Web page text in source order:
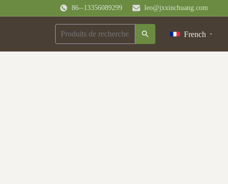
86--13356089299 leo@jxxinchuang.com
French